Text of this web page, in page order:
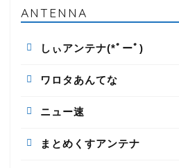
ANTENNA
しぃアンテナ(*ﾟーﾟ)
ワロタあんてな
ニュー速
まとめくすアンテナ